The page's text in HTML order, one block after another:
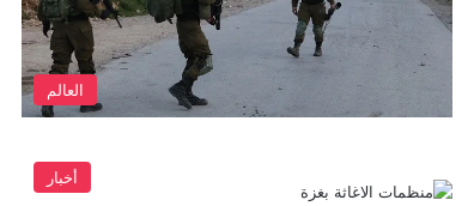
العالم
أخبار